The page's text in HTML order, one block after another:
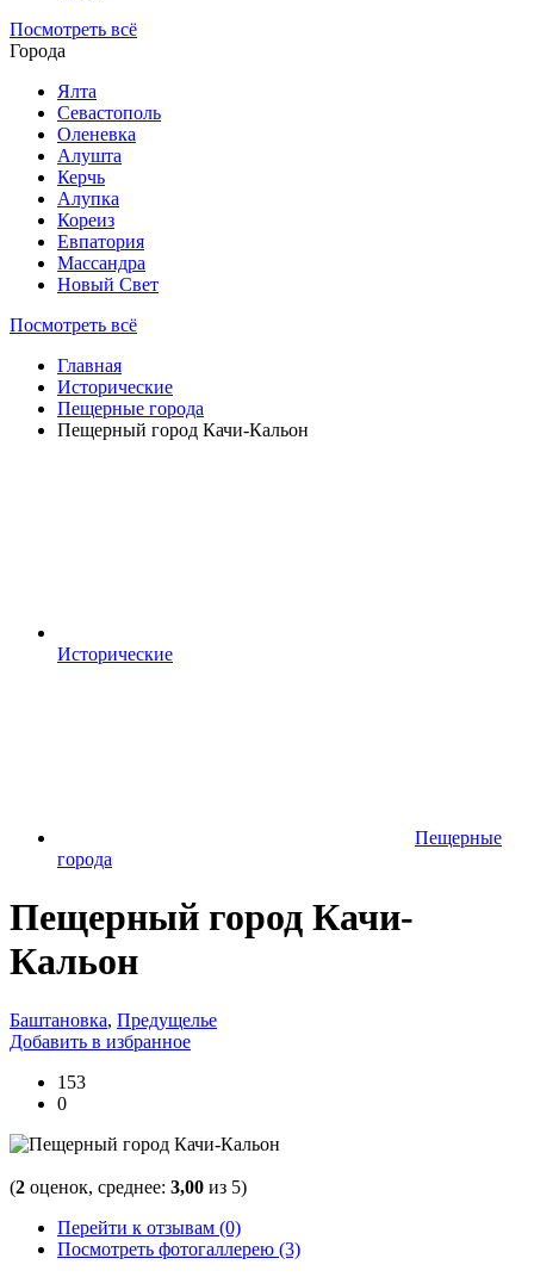
Посмотреть всё
Города
Ялта
Севастополь
Оленевка
Алушта
Керчь
Алупка
Кореиз
Евпатория
Массандра
Новый Свет
Посмотреть всё
Главная
Исторические
Пещерные города
Пещерный город Качи-Кальон
Исторические
Пещерные
города
Пещерный город Качи-
Кальон
Баштановка, Предущелье
Добавить в избранное
153
0
(2 оценок, среднее: 3,00 из 5)
Перейти к отзывам (0)
Посмотреть фотогаллерею (3)